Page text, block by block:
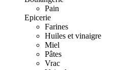
Pain
Epicerie
Farines
Huiles et vinaigre
Miel
Pâtes
Vrac